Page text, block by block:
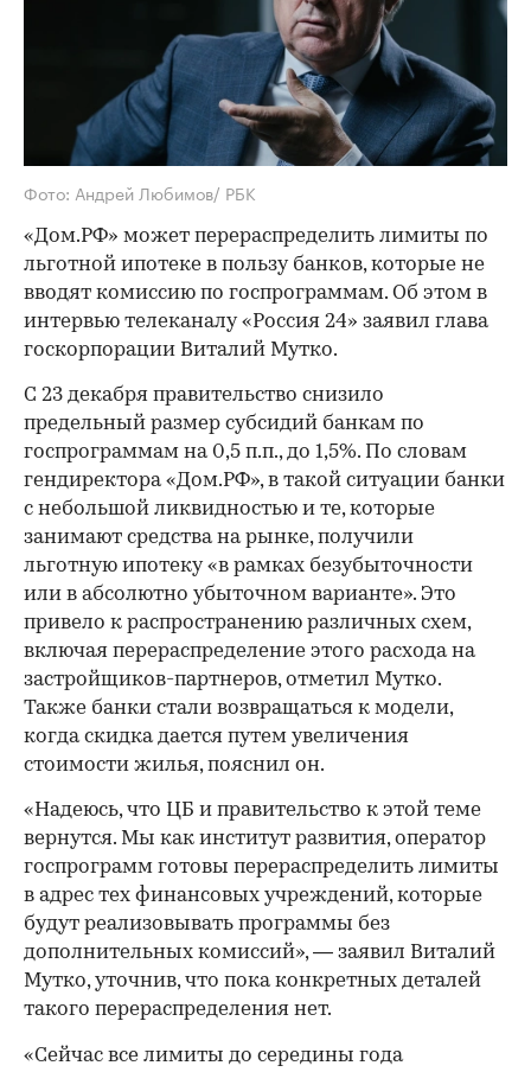
Фото: Андрей Любимов/ РБК
«Дом.РФ» может перераспределить лимиты по
льготной ипотеке в пользу банков, которые не
вводят комиссию по госпрограммам. Об этом в
интервью телеканалу «Россия 24» заявил глава
госкорпорации Виталий Мутко.
С 23 декабря правительство снизило
предельный размер субсидий банкам по
госпрограммам на 0,5 п.п., до 1,5%. По словам
гендиректора «Дом.РФ», в такой ситуации банки
с небольшой ликвидностью и те, которые
занимают средства на рынке, получили
льготную ипотеку «в рамках безубыточности
или в абсолютно убыточном варианте». Это
привело к распространению различных схем,
включая перераспределение этого расхода на
застройщиков-партнеров, отметил Мутко.
Также банки стали возвращаться к модели,
когда скидка дается путем увеличения
стоимости жилья, пояснил он.
«Надеюсь, что ЦБ и правительство к этой теме
вернутся. Мы как институт развития, оператор
госпрограмм готовы перераспределить лимиты
в адрес тех финансовых учреждений, которые
будут реализовывать программы без
дополнительных комиссий», — заявил Виталий
Мутко, уточнив, что пока конкретных деталей
такого перераспределения нет.
«Сейчас все лимиты до середины года